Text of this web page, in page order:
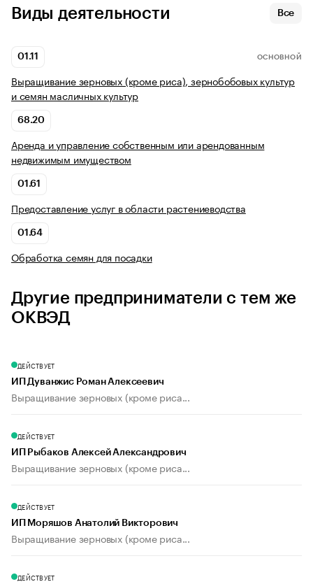
Виды деятельности Все
01.11 ОСНОВНОЙ
Выращивание зерновых (кроме риса), зернобобовых культур
и семян масличных культур
68.20
Аренда и управление собственным или арендованным
недвижимым имуществом
01.61
Предоставление услуг в области растениеводства
01.64
Обработка семян для посадки
Другие предприниматели с тем же
ОКВЭД
ДЕЙСТВУЕТ
ИП Дуванжис Роман Алексеевич
Выращивание зерновых (кроме риса...
ДЕЙСТВУЕТ
ИП Рыбаков Алексей Александрович
Выращивание зерновых (кроме риса...
ДЕЙСТВУЕТ
ИП Моряшов Анатолий Викторович
Выращивание зерновых (кроме риса...
ДЕЙСТВУЕТ